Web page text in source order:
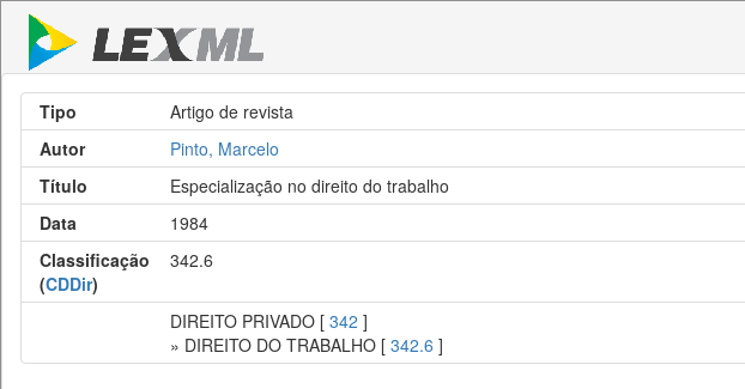
Tipo
Artigo de revista
Autor
Pinto, Marcelo
Título
Especialização no direito do trabalho
Data
1984
Classificação
(CDDir)
342.6
DIREITO PRIVADO [ 342 ]
» DIREITO DO TRABALHO [ 342.6 ]